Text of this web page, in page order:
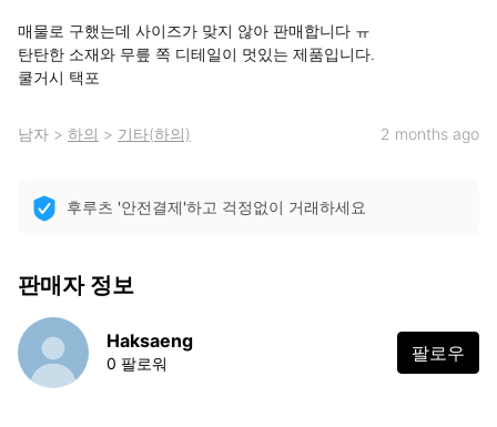
매물로 구했는데 사이즈가 맞지 않아 판매합니다 ㅠ
탄탄한 소재와 무릎 쪽 디테일이 멋있는 제품입니다.
쿨거시 택포
남자 > 하의 > 기타(하의) 2 months ago
후루츠 '안전결제'하고 걱정없이 거래하세요
판매자 정보
Haksaeng
0 팔로워 팔로우